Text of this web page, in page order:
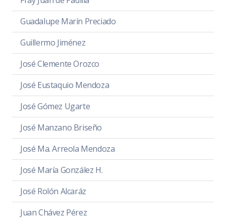
Guadalupe Marín Preciado
Guillermo Jiménez
José Clemente Orozco
José Eustaquio Mendoza
José Gómez Ugarte
José Manzano Briseño
José Ma. Arreola Mendoza
José María González H.
José Rolón Alcaráz
Juan Chávez Pérez